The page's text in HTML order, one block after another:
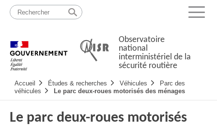
Passer
contenu
Menu
Observatoire
national
interministériel de la
sécurité routière
principale
Accueil Études & recherches Véhicules
Parc des
véhicules
Le parc deux-roues motorisés des ménages
Le parc deux-roues motorisés